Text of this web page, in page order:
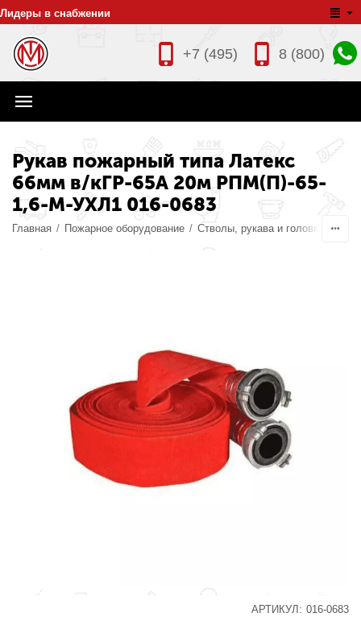
Лидеры в снабжении
8 (800)
+7 (495)
Рукав пожарный типа Латекс
66мм в/кГР-65А 20м РПМ(П)-65-
1,6-М-УХЛ1 016-0683
Главная / Пожарное оборудование / Стволы, рукава и головки
АРТИКУЛ: 016-0683